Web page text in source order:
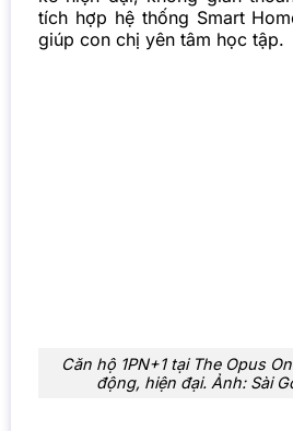
tích hợp hệ thống Smart
giúp con chị yên tâm học tập.
Căn hộ 1PN+1 tại The Opus
động, hiện đại. Ảnh: Sài